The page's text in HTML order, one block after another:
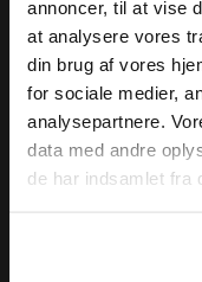
annoncer, til at vise
at analysere vores
din brug af vores
for sociale medier,
analysepartnere.
data med andre
de har indsamlet fra